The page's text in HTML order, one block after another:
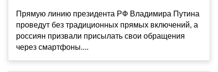
Прямую линию президента РФ Владимира Путина
проведут без традиционных прямых включений, а
россиян призвали присылать свои обращения
через смартфоны....